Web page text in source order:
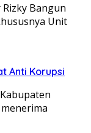
Bangun
Unit
Anti Korupsi